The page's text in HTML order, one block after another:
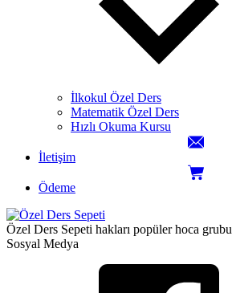
İlkokul Özel Ders
Matematik Özel Ders
Hızlı Okuma Kursu
İletişim
Ödeme
Özel Ders Sepeti hakları popüler hoca
Sosyal Medya